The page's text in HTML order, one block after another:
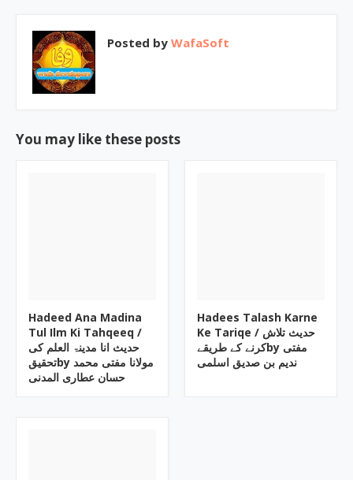
Posted by WafaSoft
You may like these posts
Hadeed Ana Madina
Tul Ilm Ki Tahqeeq /
حدیث انا مدینۃ العلم کی
تحقیقby مولانا مفتی محمد
حسان عطاری المدنی
Hadees Talash Karne
Ke Tariqe / حدیث تلاش
کرنے کے طریقےby مفتی
ندیم بن صدیق اسلمی